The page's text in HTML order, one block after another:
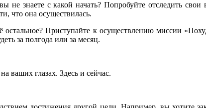
знаете с какой начать? Попробуйте отследить свои
что она осуществилась.
Приступайте к осуществлению миссии
за полгода или за месяц.
ваших глазах. Здесь и сейчас.